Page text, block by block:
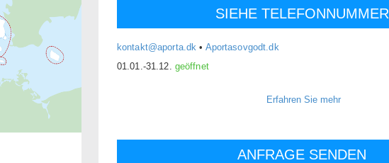
SIEHE TELEFONNUMMER
kontakt@aporta.dk • Aportasovgodt.dk
01.01.-31.12. geöffnet